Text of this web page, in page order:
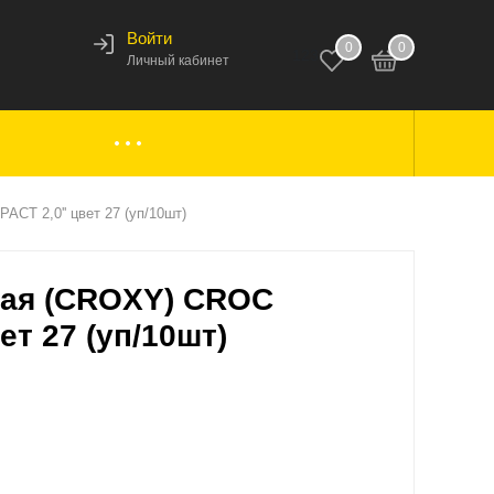
Войти
Личный кабинет
0 0
Комплектующие
2,0'' цвет 27 (уп/10шт)
(CROXY) CROC
27 (уп/10шт)